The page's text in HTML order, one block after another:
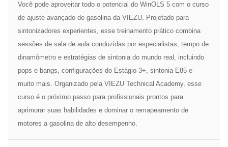
Você pode aproveitar todo o potencial do WinOLS 5 com o curso
de ajuste avançado de gasolina da VIEZU. Projetado para
sintonizadores experientes, esse treinamento prático combina
sessões de sala de aula conduzidas por especialistas, tempo de
dinamômetro e estratégias de sintonia do mundo real, incluindo
pops e bangs, configurações do Estágio 3+, sintonia E85 e
muito mais. Organizado pela VIEZU Technical Academy, esse
curso é o próximo passo para profissionais prontos para
aprimorar suas habilidades e dominar o remapeamento de
motores a gasolina de alto desempenho.